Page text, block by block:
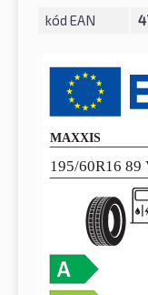
kód EAN